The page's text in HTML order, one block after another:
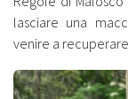
lasciare una
venire a